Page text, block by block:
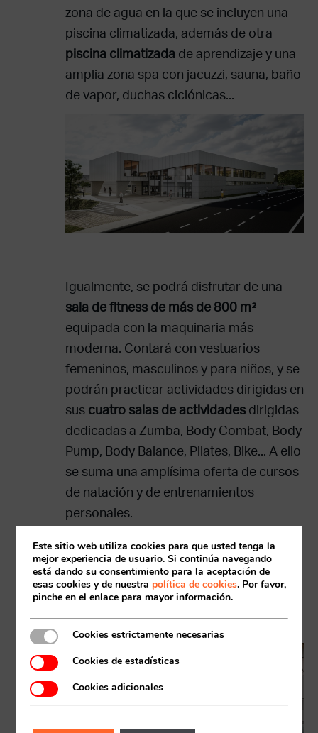
Acceso socios
zona de agua en la que se incluyen una
piscina climatizada, además de otra
piscina climatizada de aprendizaje y una
amplia zona spa con jacuzzi, sauna, baño
de vapor, duchas ciclónicas...
Igualmente, se podrá disfrutar de una
sala de fitness de más de 800 m²
equipada con la maquinaria más
moderna. Contará con vestuarios
femeninos, masculinos y para niños, y se
podrán practicar actividades dirigidas en
sus cuatro salas de actividades dirigidas
dedicadas a Zumba, Body Combat, Body
Pump, Body Balance, Pilates, Bike... A ello
se suma una amplísima oferta de cursos
de natación y de entrenamientos
personales.
La zona exterior del nuevo proyecto
contará conpiscinas exteriores, un
solárium y una zona lúdica. También
contará con un aparcamiento con
capacidad para 120 vehículos.
Este sitio web utiliza cookies para que usted tenga la
mejor experiencia de usuario. Si continúa navegando
está dando su consentimiento para la aceptación de
esas cookies y de nuestra política de cookies. Por favor,
pinche en el enlace para mayor información.
Cookies estrictamente necesarias
Cookies de estadísticas
Cookies adicionales